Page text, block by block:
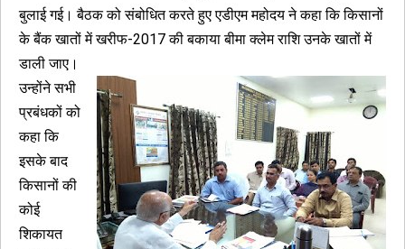
बुलाई गई। बैठक को संबोधित करते हुए एडीएम महोदय ने कहा कि किसानों
के बैंक खातों में खरीफ-2017 की बकाया बीमा क्लेम राशि उनके खातों में
डाली जाए।
उन्होंने सभी
प्रबंधकों को
कहा कि
इसके बाद
किसानों की
कोई
शिकायत